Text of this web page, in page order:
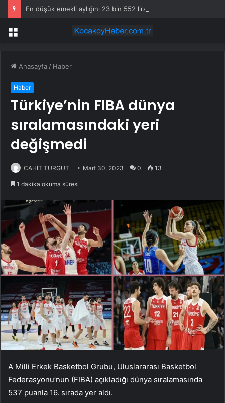
Menü
Anasayfa / Haber
Haber
Türkiye’nin FIBA ​​dünya
sıralamasındaki yeri
değişmedi
CAHİT TURGUT Mart 30, 2023 0 13
1 dakika okuma süresi
A Milli Erkek Basketbol Grubu, Uluslararası Basketbol
Federasyonu’nun (FIBA) açıkladığı dünya sıralamasında
537 puanla 16. sırada yer aldı.